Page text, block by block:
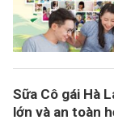
Sữa Cô gái Hà
lớn và an toàn